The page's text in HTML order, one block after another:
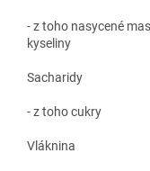
- z toho nasycené
kyseliny
Sacharidy
- z toho cukry
Vláknina